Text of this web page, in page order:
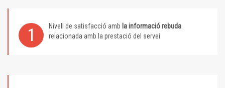
1 Nivell de satisfacció amb la informació rebuda
relacionada amb la prestació del servei